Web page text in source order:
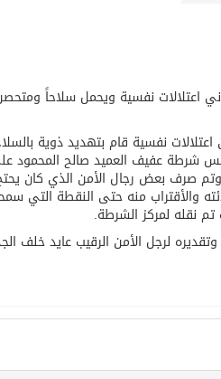
والتكافل بين أهل
اعتلالات نفسية ويحمل سلاحاً
نفسية قام بتهديد ذوية
شرطة عفيف العميد صالح المحمود
وتم صرف بعض رجال الأمن الذي كان
والأقتراب منه حتى النقطة التي
نقله لمركز الشرطة.
لرجل الأمن الرقيب عايد خلف